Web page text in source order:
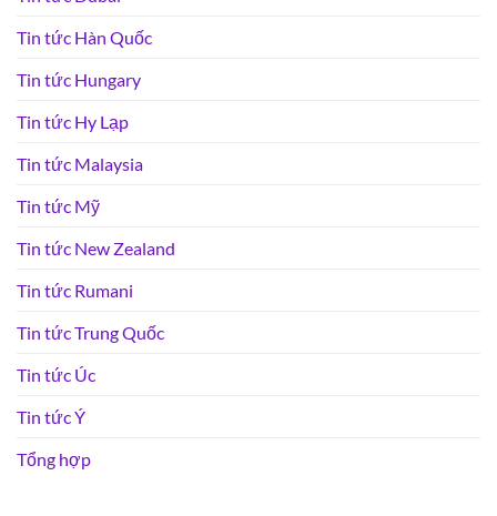
Tin tức Hàn Quốc
Tin tức Hungary
Tin tức Hy Lạp
Tin tức Malaysia
Tin tức Mỹ
Tin tức New Zealand
Tin tức Rumani
Tin tức Trung Quốc
Tin tức Úc
Tin tức Ý
Tổng hợp